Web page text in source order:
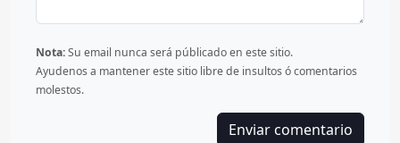
Nota:Su email nunca será públicado en este sitio.
Ayudenos a mantener este sitio libre de insultos ó comentarios
molestos.